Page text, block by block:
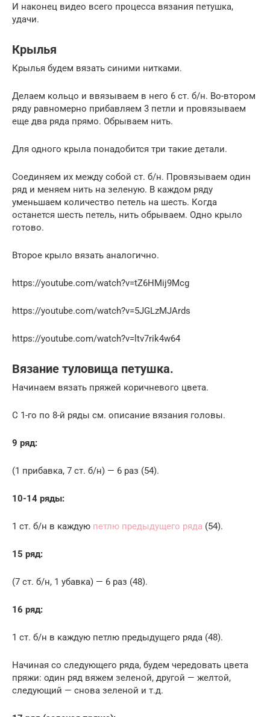
И наконец видео всего процесса вязания петушка,
удачи.
Крылья
Крылья будем вязать синими нитками.
Делаем кольцо и ввязываем в него 6 ст. б/н. Во-втором
ряду равномерно прибавляем 3 петли и провязываем
еще два ряда прямо. Обрываем нить.
Для одного крыла понадобится три такие детали.
Соединяем их между собой ст. б/н. Провязываем один
ряд и меняем нить на зеленую. В каждом ряду
уменьшаем количество петель на шесть. Когда
останется шесть петель, нить обрываем. Одно крыло
готово.
Второе крыло вязать аналогично.
https://youtube.com/watch?v=tZ6HMij9Mcg
https://youtube.com/watch?v=5JGLzMJArds
https://youtube.com/watch?v=ltv7rik4w64
Вязание туловища петушка.
Начинаем вязать пряжей коричневого цвета.
C 1-го по 8-й ряды см. описание вязания головы.
9 ряд:
(1 прибавка, 7 ст. б/н) — 6 раз (54).
10-14 ряды:
1 ст. б/н в каждую петлю предыдущего ряда (54).
15 ряд:
(7 ст. б/н, 1 убавка) — 6 раз (48).
16 ряд:
1 ст. б/н в каждую петлю предыдущего ряда (48).
Начиная со следующего ряда, будем чередовать цвета
пряжи: один ряд вяжем зеленой, другой — желтой,
следующий — снова зеленой и т.д.